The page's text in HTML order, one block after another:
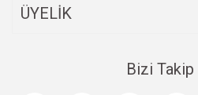
ÜYELİK
Bizi Takip